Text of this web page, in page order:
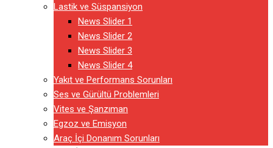
Lastik ve Süspansiyon
News Slider 1
News Slider 2
News Slider 3
News Slider 4
Yakıt ve Performans Sorunları
Ses ve Gürültü Problemleri
Vites ve Şanzıman
Egzoz ve Emisyon
Araç İçi Donanım Sorunları